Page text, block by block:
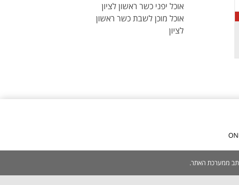
אוכל יפני כשר ראשון לציון
אוכל מוכן לשבת כשר ראשון
לציון